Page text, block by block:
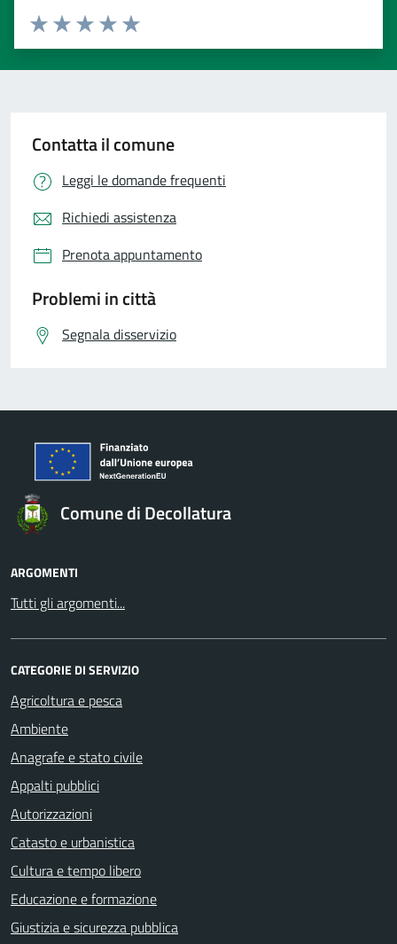
Valuta 5 stelle su 5
Valuta 4 stelle su 5
Valuta 3 stelle su 5
Valuta 2 stelle su 5
Valuta 1 stelle su 5
Contatta il comune
Leggi le domande frequenti
Richiedi assistenza
Prenota appuntamento
Problemi in città
Segnala disservizio
Comune di Decollatura
ARGOMENTI
Tutti gli argomenti...
CATEGORIE DI SERVIZIO
Agricoltura e pesca
Ambiente
Anagrafe e stato civile
Appalti pubblici
Autorizzazioni
Catasto e urbanistica
Cultura e tempo libero
Educazione e formazione
Giustizia e sicurezza pubblica